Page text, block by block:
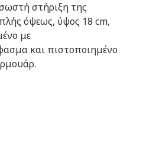
στήριξη της
όψεως, ύψος 18 cm,
με
και πιστοποιημένο